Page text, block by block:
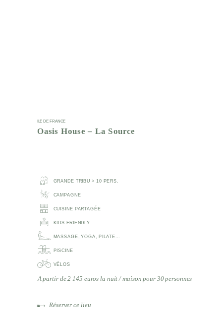
ILE DE FRANCE
Oasis House – La Source
GRANDE TRIBU > 10 PERS.
CAMPAGNE
CUISINE PARTAGÉE
KIDS FRIENDLY
MASSAGE, YOGA, PILATE...
PISCINE
VÉLOS
A partir de 2 145 euros la nuit / maison pour 30 personnes
Réserver ce lieu